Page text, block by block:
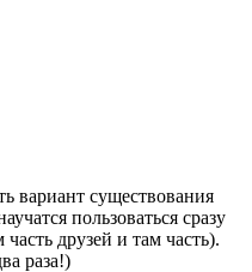
вариант существования
пользоваться сразу
друзей и там часть).
раза!)